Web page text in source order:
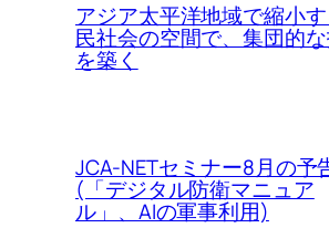
アジア太平洋地域で縮小
民社会の空間で、集団的
を築く
JCA-NETセミナー8月の予
(「デジタル防衛マニュア
ル」、AIの軍事利用)